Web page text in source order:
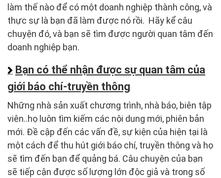
làm thế nào để có một doanh nghiệp thành công, và
thực sự là bạn đã làm được nó rồi. Hãy kể câu
chuyện đó, và bạn sẽ tìm được người quan tâm đến
doanh nghiệp bạn.
Bạn có thể nhận được sự quan tâm của
giới báo chí-truyền thông
Những nhà sản xuất chương trình, nhà báo, biên tập
viên..họ luôn tìm kiếm các nội dung mới, phiên bản
mới. Đề cập đến các vấn đề, sự kiện của hiện tại là
một cách để thu hút giới báo chí, truyền thông và họ
sẽ tìm đến bạn để quảng bá. Câu chuyện của bạn
sẽ tiếp cận được số lượng lớn độc giả và trong số